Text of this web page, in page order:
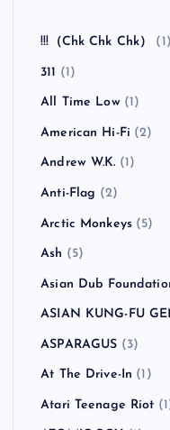
!!!（Chk Chk Chk） (1)
311 (1)
All Time Low(1)
American Hi-Fi (2)
Andrew W.K. (1)
Anti-Flag (2)
Arctic Monkeys (5)
Ash (5)
Asian Dub
ASIAN KUNG-FU
ASPARAGUS (3)
At The Drive-In (1)
Atari Teenage Riot